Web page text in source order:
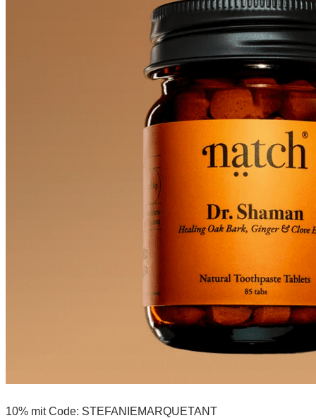
10% mit Code: STEFANIEMARQUETANT